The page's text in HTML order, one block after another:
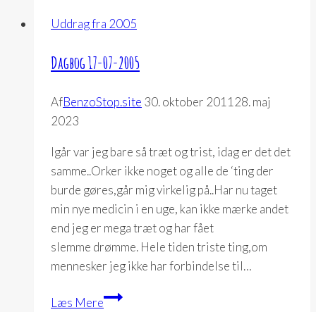
Uddrag fra 2005
Dagbog 17-07-2005
AfBenzoStop.site 30. oktober 2011 28. maj
2023
Igår var jeg bare så træt og trist, idag er det det
samme..Orker ikke noget og alle de ‘ting der
burde gøres,går mig virkelig på..Har nu taget
min nye medicin i en uge, kan ikke mærke andet
end jeg er mega træt og har fået
slemme drømme. Hele tiden triste ting,om
mennesker jeg ikke har forbindelse til…
Læs MereDagbog